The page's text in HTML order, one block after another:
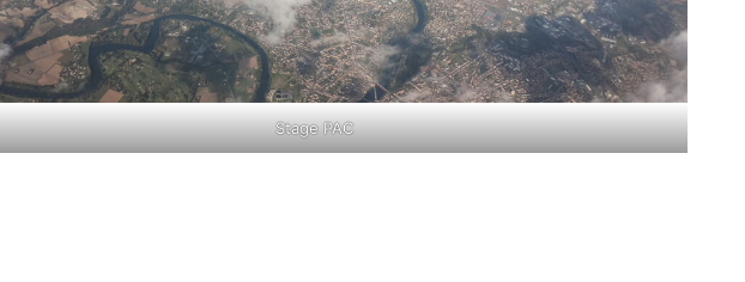
Stage PAC